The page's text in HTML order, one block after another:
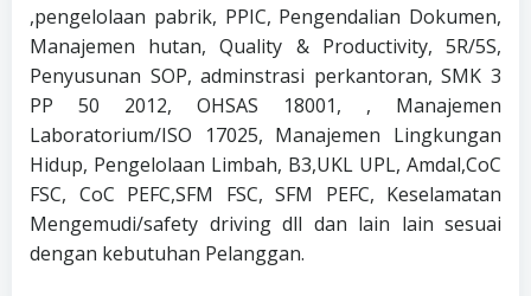
,pengelolaan pabrik, PPIC, Pengendalian Dokumen,
Manajemen hutan, Quality & Productivity, 5R/5S,
Penyusunan SOP, adminstrasi perkantoran, SMK 3
PP 50 2012, OHSAS 18001, , Manajemen
Laboratorium/ISO 17025, Manajemen Lingkungan
Hidup, Pengelolaan Limbah, B3,UKL UPL, Amdal,CoC
FSC, CoC PEFC,SFM FSC, SFM PEFC, Keselamatan
Mengemudi/safety driving dll dan lain lain sesuai
dengan kebutuhan Pelanggan.